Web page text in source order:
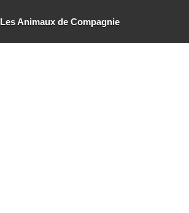
Les Animaux de Compagnie